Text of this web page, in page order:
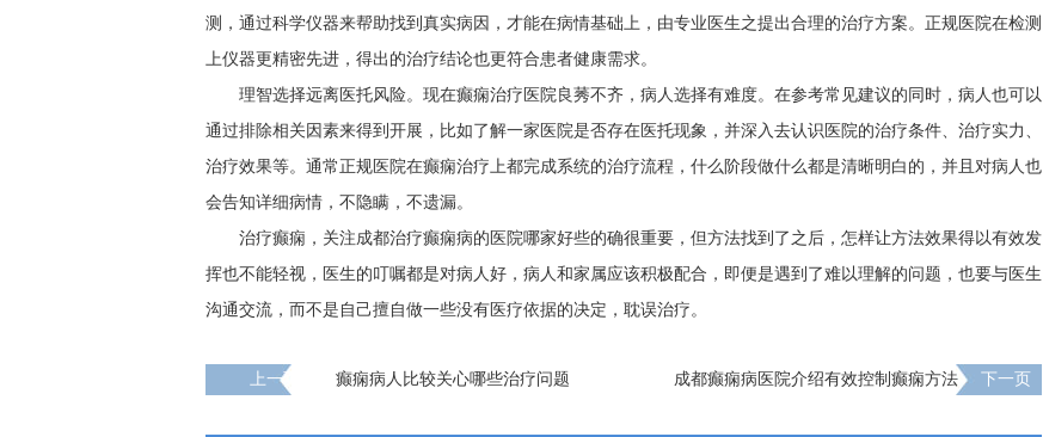
测，通过科学仪器来帮助找到真实病因，才能在病情基础上，由专业医生之提出合理的治疗方案。正规医院在检测
上仪器更精密先进，得出的治疗结论也更符合患者健康需求。
理智选择远离医托风险。现在癫痫治疗医院良莠不齐，病人选择有难度。在参考常见建议的同时，病人也可以
通过排除相关因素来得到开展，比如了解一家医院是否存在医托现象，并深入去认识医院的治疗条件、治疗实力、
治疗效果等。通常正规医院在癫痫治疗上都完成系统的治疗流程，什么阶段做什么都是清晰明白的，并且对病人也
会告知详细病情，不隐瞒，不遗漏。
治疗癫痫，关注成都治疗癫痫病的医院哪家好些的确很重要，但方法找到了之后，怎样让方法效果得以有效发
挥也不能轻视，医生的叮嘱都是对病人好，病人和家属应该积极配合，即便是遇到了难以理解的问题，也要与医生
沟通交流，而不是自己擅自做一些没有医疗依据的决定，耽误治疗。
上一页 癫痫病人比较关心哪些治疗问题 成都癫痫病医院介绍有效控制癫痫方法 下一页